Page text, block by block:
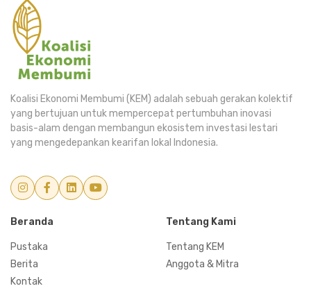
Koalisi Ekonomi Membumi (KEM) adalah sebuah gerakan kolektif
yang bertujuan untuk mempercepat pertumbuhan inovasi
basis-alam dengan membangun ekosistem investasi lestari
yang mengedepankan kearifan lokal Indonesia.
Beranda
Pustaka
Berita
Kontak
Tentang Kami
Tentang KEM
Anggota & Mitra